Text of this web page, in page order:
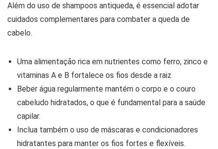
Além do uso de shampoos antiqueda, é essencial adotar
cuidados complementares para combater a queda de
cabelo.
Uma alimentação rica em nutrientes como ferro, zinco e
vitaminas A e B fortalece os fios desde a raiz.
Beber água regularmente mantém o corpo e o couro
cabeludo hidratados, o que é fundamental para a saúde
capilar.
Inclua também o uso de máscaras e condicionadores
hidratantes para manter os fios fortes e flexíveis.